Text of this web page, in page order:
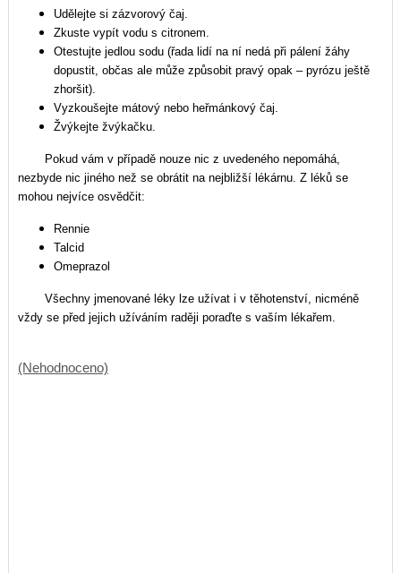
Udělejte si zázvorový čaj.
Zkuste vypít vodu s citronem.
Otestujte jedlou sodu (řada lidí na ní nedá při pálení žáhy
dopustit, občas ale může způsobit pravý opak – pyrózu ještě
zhoršit).
Vyzkoušejte mátový nebo heřmánkový čaj.
Žvýkejte žvýkačku.
Pokud vám v případě nouze nic z uvedeného nepomáhá,
nezbyde nic jiného než se obrátit na nejbližší lékárnu. Z léků se
mohou nejvíce osvědčit:
Rennie
Talcid
Omeprazol
Všechny jmenované léky lze užívat i v těhotenství, nicméně
vždy se před jejich užíváním raději poraďte s vaším lékařem.
(Nehodnoceno)